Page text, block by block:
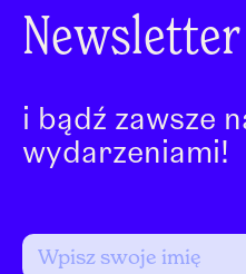
Newsletter
i bądź zawsze
wydarzeniami!